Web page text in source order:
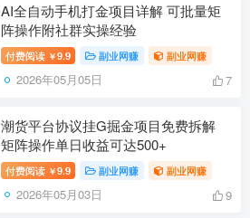
AI全自动手机打金项目详解 可批量矩
阵操作附社群实操经验
付费阅读 ￥9.9 副业网赚 副业网赚
2026年05月05日 7
潮货平台协议挂G掘金项目免费拆解
矩阵操作单日收益可达500+
付费阅读 ￥9.9 副业网赚 副业网赚
2026年05月03日 9